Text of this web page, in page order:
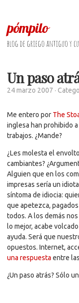
pómpilo
blog de griego antiguo y
Un paso
24 marzo 2007 ·
Me entero por The
inglesa han prohibido
trabajos. ¿Mande?
¿Les molesta el
cambiantes?
Alguien que en los
impresas sería un
síntoma de idiocia:
que apetezca,
todos. A los demás
lo mejor, acabe
ayuda. Será que
opuestos. Internet,
una respuesta entre
¿Un paso atrás? Sólo